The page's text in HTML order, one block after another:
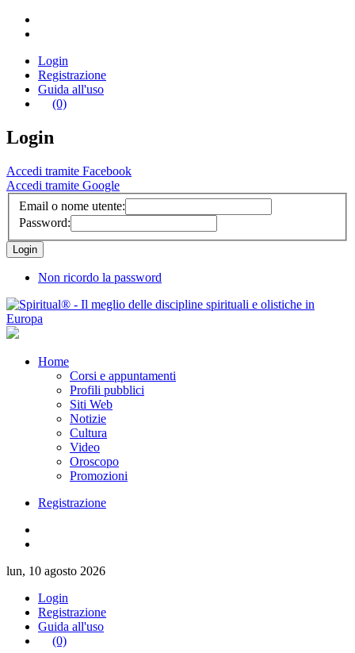
Login
Registrazione
Guida all'uso
(0)
Login
Accedi tramite Facebook
Accedi tramite Google
Email o nome utente:
Password:
Non ricordo la password
Home
Corsi e appuntamenti
Profili pubblici
Siti Web
Notizie
Cultura
Video
Oroscopo
Promozioni
Registrazione
lun, 10 agosto 2026
Login
Registrazione
Guida all'uso
(0)